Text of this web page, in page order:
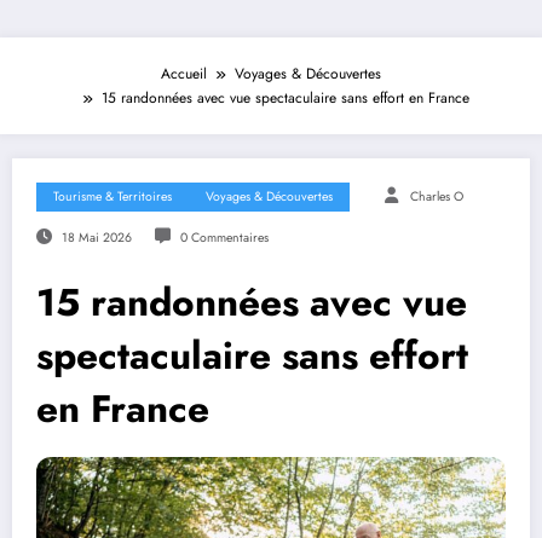
Accueil
Voyages & Découvertes
15 randonnées avec vue spectaculaire sans effort en France
Tourisme & Territoires Voyages & Découvertes Charles O
18 Mai 2026 0 Commentaires
15 randonnées avec vue
spectaculaire sans effort
en France